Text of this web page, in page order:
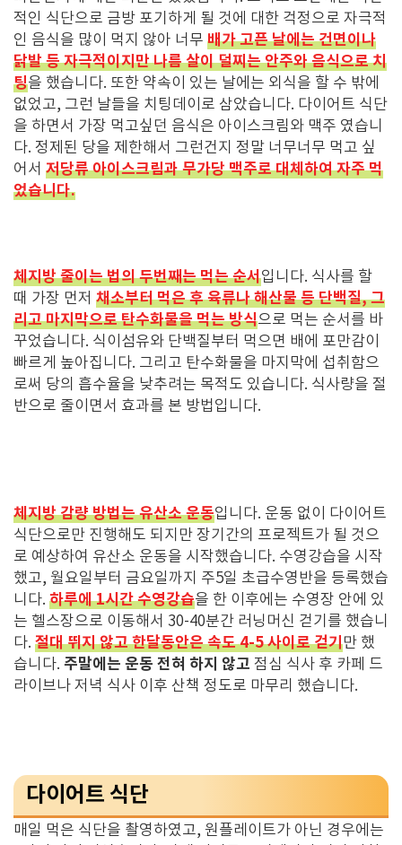
적인 식단으로 금방 포기하게 될 것에 대한 걱정으로 자극적
인 음식을 많이 먹지 않아 너무 배가 고픈 날에는 건면이나
닭발 등 자극적이지만 나름 살이 덜찌는 안주와 음식으로 치
팅을 했습니다. 또한 약속이 있는 날에는 외식을 할 수 밖에
없었고, 그런 날들을 치팅데이로 삼았습니다. 다이어트 식단
을 하면서 가장 먹고싶던 음식은 아이스크림와 맥주 였습니
다. 정제된 당을 제한해서 그런건지 정말 너무너무 먹고 싶
어서 저당류 아이스크림과 무가당 맥주로 대체하여 자주 먹
었습니다.
체지방 줄이는 법의 두번째는 먹는 순서입니다. 식사를 할
때 가장 먼저 채소부터 먹은 후 육류나 해산물 등 단백질, 그
리고 마지막으로 탄수화물을 먹는 방식으로 먹는 순서를 바
꾸었습니다. 식이섬유와 단백질부터 먹으면 배에 포만감이
빠르게 높아집니다. 그리고 탄수화물을 마지막에 섭취함으
로써 당의 흡수율을 낮추려는 목적도 있습니다. 식사량을 절
반으로 줄이면서 효과를 본 방법입니다.
체지방 감량 방법는 유산소 운동입니다. 운동 없이 다이어트
식단으로만 진행해도 되지만 장기간의 프로젝트가 될 것으
로 예상하여 유산소 운동을 시작했습니다. 수영강습을 시작
했고, 월요일부터 금요일까지 주5일 초급수영반을 등록했습
니다. 하루에 1시간 수영강습을 한 이후에는 수영장 안에 있
는 헬스장으로 이동해서 30-40분간 러닝머신 걷기를 했습니
다. 절대 뛰지 않고 한달동안은 속도 4-5 사이로 걷기만 했
습니다. 주말에는 운동 전혀 하지 않고 점심 식사 후 카페 드
라이브나 저녁 식사 이후 산책 정도로 마무리 했습니다.
다이어트 식단
매일 먹은 식단을 촬영하였고, 원플레이트가 아닌 경우에는